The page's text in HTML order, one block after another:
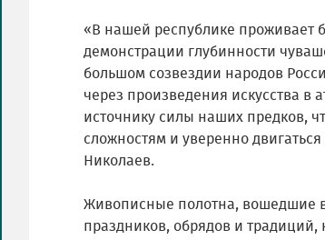
«В нашей республике проживает
демонстрации глубинности
большом созвездии народов
через произведения искусства
источнику силы наших предков,
сложностям и уверенно
Николаев.
Живописные полотна, вошедшие в
праздников, обрядов и